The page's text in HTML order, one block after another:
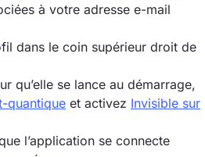
à votre adresse e-mail
dans le coin supérieur droit de
qu’elle se lance au démarrage,
quantique et activez Invisible sur
l’application se connecte